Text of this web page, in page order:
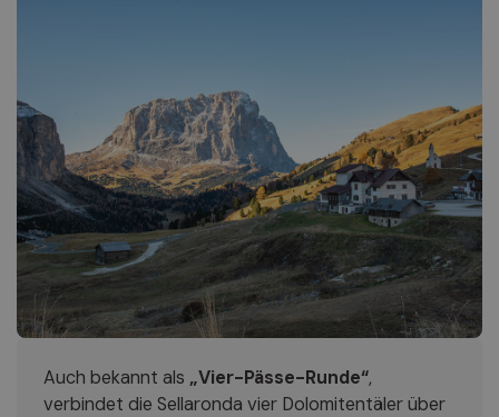
Auch bekannt als „Vier-Pässe-Runde“,
verbindet die Sellaronda vier Dolomitentäler über